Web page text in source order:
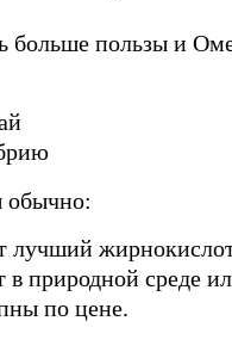
больше пользы и
обычно:
лучший
в природной среде
по цене.